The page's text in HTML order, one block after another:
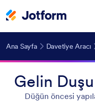
Ana Sayfa Davetiye Aracı
Gelin
Düğün öncesi